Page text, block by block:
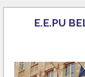
E.E.PU